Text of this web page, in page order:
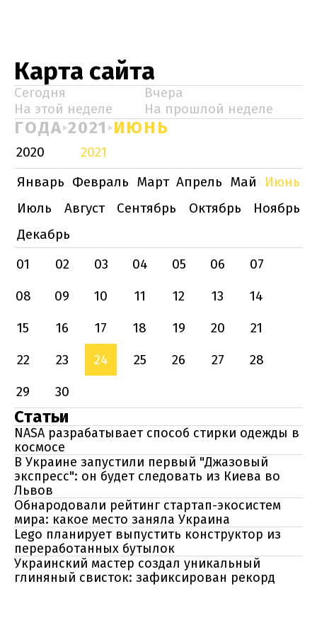
Карта сайта
Сегодня
Вчера
На этой неделе
На прошлой неделе
ГОДА 2021 ИЮНЬ
2020
2021
Январь Февраль Март Апрель Май
Июнь
Июль
Август Сентябрь Октябрь
Ноябрь
Декабрь
01
02 03 04 05 06
07
08
09 10 11 12 13
14
15
16 17 18 19 20
21
22
23 24 25 26 27
28
29
30
Статьи
NASA разрабатывает способ стирки одежды в
космосе
В Украине запустили первый "Джазовый
экспресс": он будет следовать из Киева во
Львов
Обнародовали рейтинг стартап-экосистем
мира: какое место заняла Украина
Lego планирует выпустить конструктор из
переработанных бутылок
Украинский мастер создал уникальный
глиняный свисток: зафиксирован рекорд